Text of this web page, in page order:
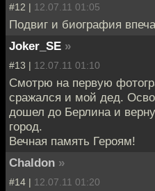
#12 | 12.07.11 01:05
Подвиг и биография
Joker_SE »
#13 | 12.07.11 01:10
Смотрю на первую
сражался и мой дед.
дошел до Берлина и
город.
Вечная память Героям!
Chaldon »
#14 | 12.07.11 01:20